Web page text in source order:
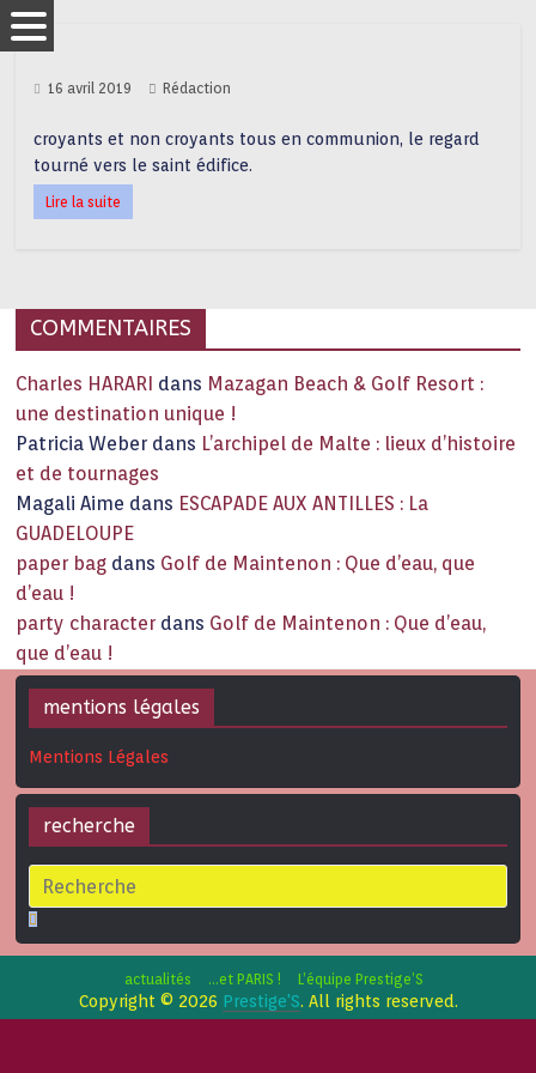
16 avril 2019 Rédaction
croyants et non croyants tous en communion, le regard
tourné vers le saint édifice.
Lire la suite
COMMENTAIRES
Charles HARARI dans Mazagan Beach & Golf Resort :
une destination unique !
Patricia Weber dans L’archipel de Malte : lieux d’histoire
et de tournages
Magali Aime dans ESCAPADE AUX ANTILLES : La
GUADELOUPE
paper bag dans Golf de Maintenon : Que d’eau, que
d’eau !
party character dans Golf de Maintenon : Que d’eau,
que d’eau !
mentions légales
Mentions Légales
recherche
actualités …et PARIS ! L’équipe Prestige’S
Copyright © 2026 Prestige'S. All rights reserved.